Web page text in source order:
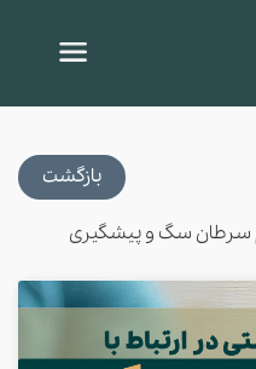
بازگشت
سرطان سگ و پیشگیری